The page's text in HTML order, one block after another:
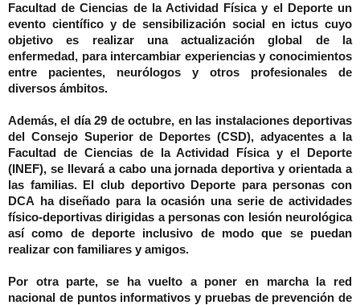
Facultad de Ciencias de la Actividad Física y el Deporte un
evento científico y de sensibilización social en ictus cuyo
objetivo es realizar una actualización global de la
enfermedad, para intercambiar experiencias y conocimientos
entre pacientes, neurólogos y otros profesionales de
diversos ámbitos.
Además, el día 29 de octubre, en las instalaciones deportivas
del Consejo Superior de Deportes (CSD), adyacentes a la
Facultad de Ciencias de la Actividad Física y el Deporte
(INEF), se llevará a cabo una jornada deportiva y orientada a
las familias. El club deportivo Deporte para personas con
DCA
ha diseñado para la ocasión una serie de actividades
físico-deportivas dirigidas a personas con lesión neurológica
así como de deporte inclusivo de modo que se puedan
realizar con familiares y amigos.
Por otra parte, se ha vuelto a poner en marcha la red
nacional de puntos informativos y pruebas de prevención de